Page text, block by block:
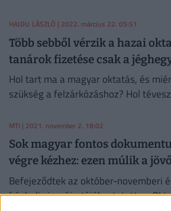
HAJDU LÁSZLÓ | 2022. március 22. 05:51
Több sebből vérzik a hazai
tanárok fizetése csak a
Hol tart ma a magyar oktatás, és
szükség a felzárkózáshoz? Hol
Pénzcentrum kérdéseire.
MTI | 2021. november 2. 18:02
Sok magyar fontos
végre kézhez: ezen múlik a
Befejeződtek az október-novemberi
írásbeli vizsgái - tájékoztatott az